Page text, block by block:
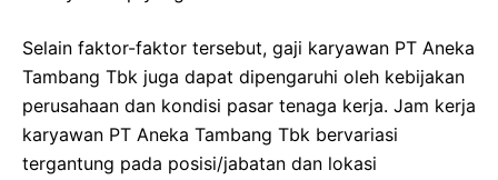
Selain faktor-faktor tersebut, gaji karyawan PT Aneka
Tambang Tbk juga dapat dipengaruhi oleh kebijakan
perusahaan dan kondisi pasar tenaga kerja. Jam kerja
karyawan PT Aneka Tambang Tbk bervariasi
tergantung pada posisi/jabatan dan lokasi